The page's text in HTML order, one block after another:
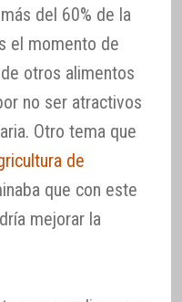
del 60% de la
el momento de
otros alimentos
no ser atractivos
Otro tema que
de
que con este
mejorar la